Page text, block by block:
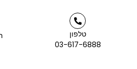
טלפון
03-617-6888